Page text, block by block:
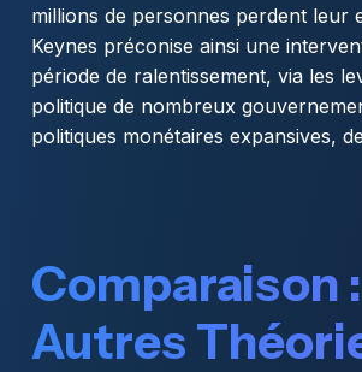
millions de personnes perdent leur
Keynes préconise ainsi une
période de ralentissement, via les
politique de nombreux
politiques monétaires expansives,
Comparaison
Autres